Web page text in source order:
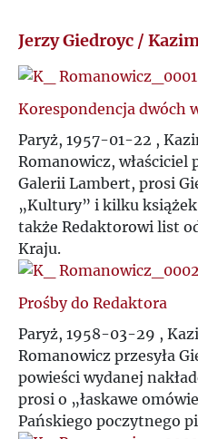
Jerzy Giedroyc /
Korespondencja dwóch
Paryż, 1957-01-22 ,
Romanowicz,
Galerii Lambert, prosi
„Kultury” i kilku
także Redaktorowi list
Kraju.
Prośby do Redaktora
Paryż, 1958-03-29 ,
Romanowicz przesyła
powieści wydanej
prosi o „łaskawe
Pańskiego poczytnego